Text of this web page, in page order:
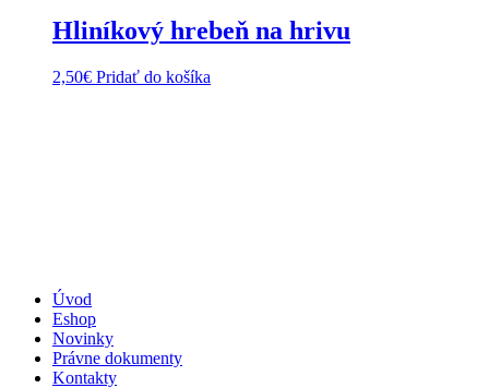
Hliníkový hrebeň na hrivu
2,50€ Pridať do košíka
Úvod
Eshop
Novinky
Právne dokumenty
Kontakty